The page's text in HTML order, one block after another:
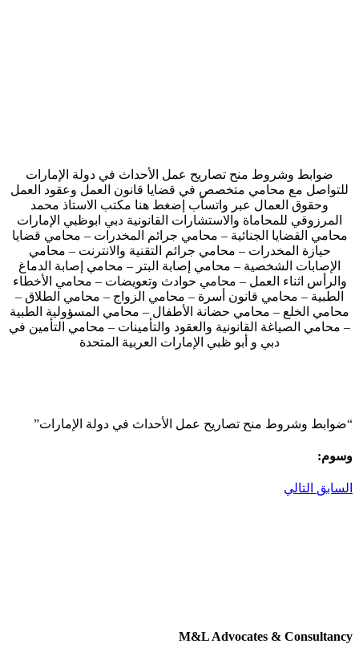
ضوابط وشروط منح تصاريح عمل الأحداث في دولة الإمارات
للتواصل مع محامي متخصص في قضايا قانون العمل وعقود العمل
وحقوق العمال عبر واتسآب إضغط هنا مكتب الاستاذ محمد
المرزوقي للمحاماة والاستشارات القانونية دبي ابوظبي الإمارات
محامي القضايا الجنائية – محامي جرائم المخدرات – محامي قضايا
حيازة المخدرات – محامي جرائم التقنية والانترنت – محامي
الإصابات الشخصية – محامي إصابة البتر – محامي إصابة الدماغ
والرأس اثناء العمل – محامي حوادث وتعويضات – محامي الأخطاء
الطبية – محامي قانون أسرة – محامي الزواج – محامي الطلاق –
محامي الخلع – محامي حضانة الأطفال – محامي المسؤولية الطبية
– محامي الصياغة القانونية والعقود والتأمينات – محامي التأمين في
دبي و أبو ظبي الإمارات العربية المتحدة
“ضوابط وشروط منح تصاريح عمل الأحداث في دولة الإمارات”
وسوم:
السابق التالي
M&L Advocates & Consultancy